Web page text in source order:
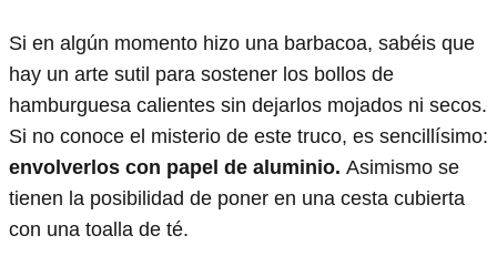
Si en algún momento hizo una barbacoa, sabéis que
hay un arte sutil para sostener los bollos de
hamburguesa calientes sin dejarlos mojados ni secos.
Si no conoce el misterio de este truco, es sencillísimo:
envolverlos con papel de aluminio. Asimismo se
tienen la posibilidad de poner en una cesta cubierta
con una toalla de té.